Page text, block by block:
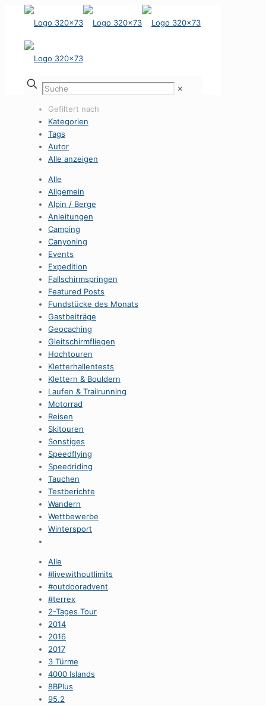
✕
Gefiltert nach
Kategorien
Tags
Autor
Alle anzeigen
Alle
Allgemein
Alpin / Berge
Anleitungen
Camping
Canyoning
Events
Expedition
Fallschirmspringen
Featured Posts
Fundstücke des Monats
Gastbeiträge
Geocaching
Gleitschirmfliegen
Hochtouren
Kletterhallentests
Klettern & Bouldern
Laufen & Trailrunning
Motorrad
Reisen
Skitouren
Sonstiges
Speedflying
Speedriding
Tauchen
Testberichte
Wandern
Wettbewerbe
Wintersport
Alle
#livewithoutlimits
#outdooradvent
#terrex
2-Tages Tour
2014
2016
2017
3 Türme
4000 Islands
8BPlus
95.2